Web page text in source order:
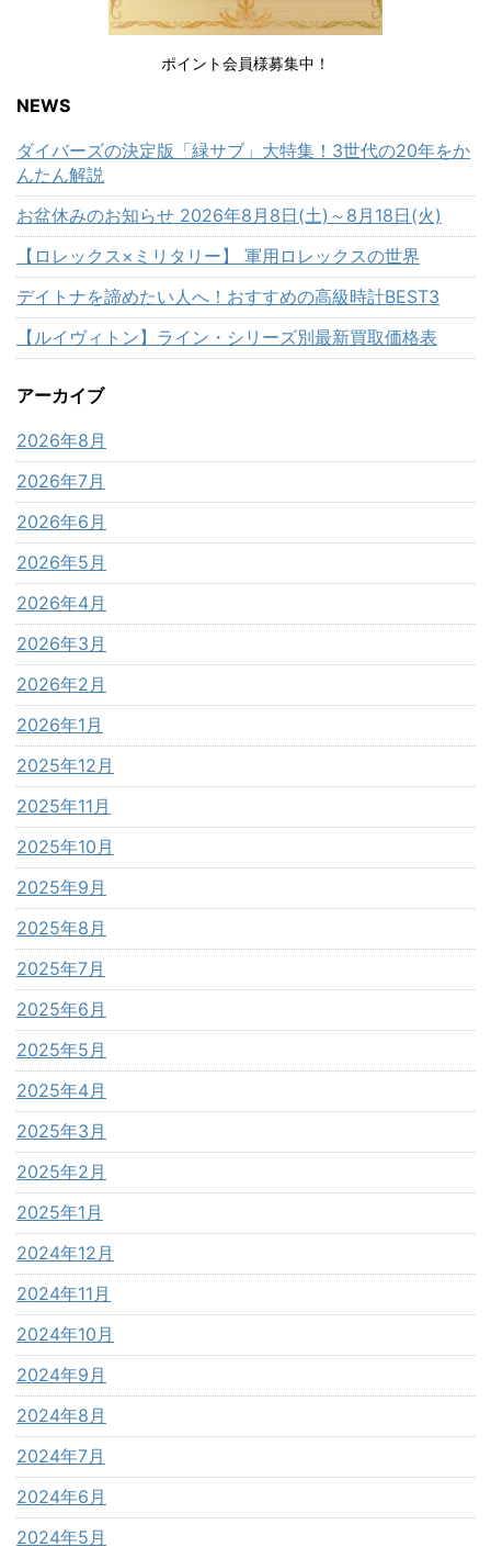
ポイント会員様募集中！
NEWS
ダイバーズの決定版「緑サブ」大特集！3世代の20年をか
んたん解説
お盆休みのお知らせ 2026年8月8日(土)～8月18日(火)
【ロレックス×ミリタリー】 軍用ロレックスの世界
デイトナを諦めたい人へ！おすすめの高級時計BEST3
【ルイヴィトン】ライン・シリーズ別最新買取価格表
アーカイブ
2026年8月
2026年7月
2026年6月
2026年5月
2026年4月
2026年3月
2026年2月
2026年1月
2025年12月
2025年11月
2025年10月
2025年9月
2025年8月
2025年7月
2025年6月
2025年5月
2025年4月
2025年3月
2025年2月
2025年1月
2024年12月
2024年11月
2024年10月
2024年9月
2024年8月
2024年7月
2024年6月
2024年5月